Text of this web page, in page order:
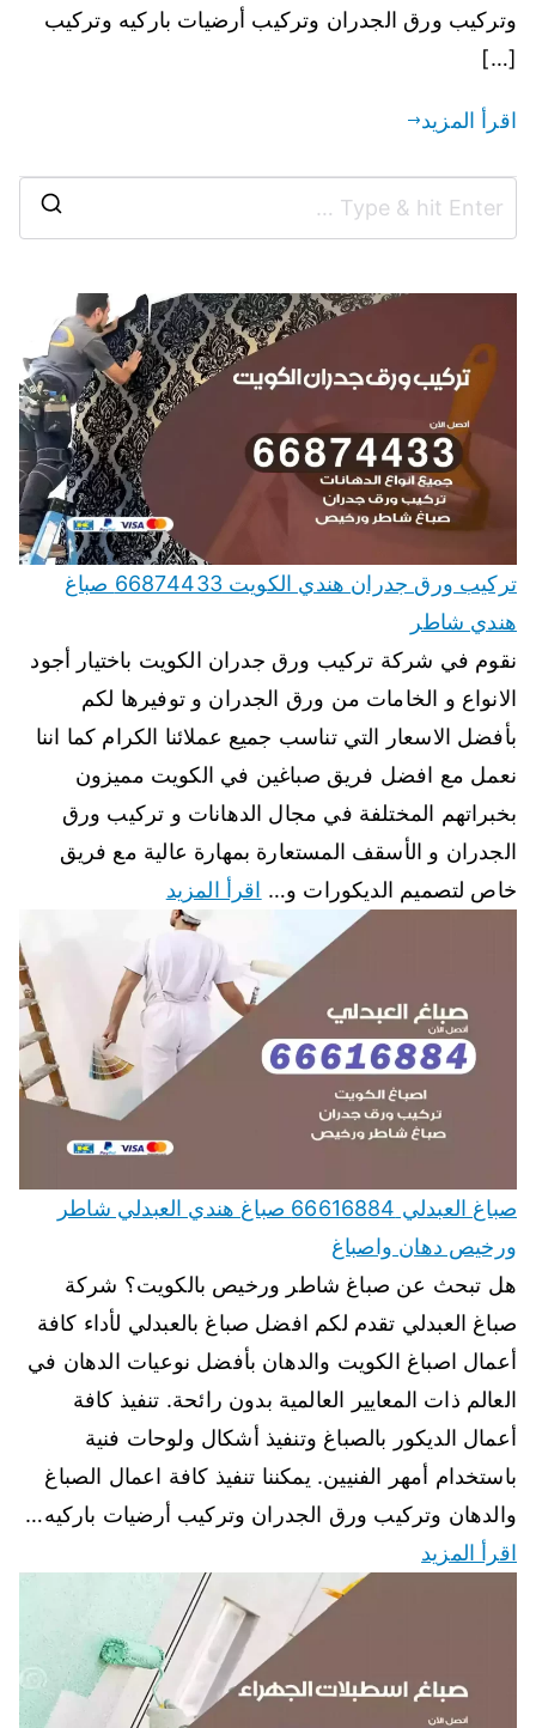
وتركيب ورق الجدران وتركيب أرضيات باركيه وتركيب
[…]
اقرأ المزيد
تركيب ورق جدران هندي الكويت 66874433 صباغ
هندي شاطر
نقوم في شركة تركيب ورق جدران الكويت باختيار أجود
الانواع و الخامات من ورق الجدران و توفيرها لكم
بأفضل الاسعار التي تناسب جميع عملائنا الكرام كما اننا
نعمل مع افضل فريق صباغين في الكويت مميزون
بخبراتهم المختلفة في مجال الدهانات و تركيب ورق
الجدران و الأسقف المستعارة بمهارة عالية مع فريق
خاص لتصميم الديكورات و… اقرأ المزيد
صباغ العبدلي 66616884 صباغ هندي العبدلي شاطر
ورخيص دهان واصباغ
هل تبحث عن صباغ شاطر ورخيص بالكويت؟ شركة
صباغ العبدلي تقدم لكم افضل صباغ بالعبدلي لأداء كافة
أعمال اصباغ الكويت والدهان بأفضل نوعيات الدهان في
العالم ذات المعايير العالمية بدون رائحة. تنفيذ كافة
أعمال الديكور بالصباغ وتنفيذ أشكال ولوحات فنية
باستخدام أمهر الفنيين. يمكننا تنفيذ كافة اعمال الصباغ
والدهان وتركيب ورق الجدران وتركيب أرضيات باركيه…
اقرأ المزيد